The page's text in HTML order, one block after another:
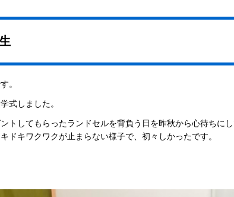
。
式しました。
トしてもらったランドセルを背負う日を昨秋から心待ちにし
ドキワクワクが止まらない様子で、初々しかったです。